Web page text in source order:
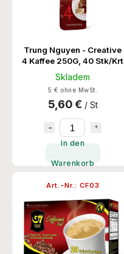
Trung Nguyen - Creative
4 Kaffee 250G, 40 Stk/Krt
Skladem
5 € ohne MwSt.
5,60 € / St
In den
Warenkorb
Art.-Nr.: CF03